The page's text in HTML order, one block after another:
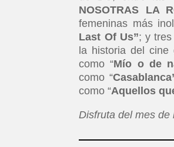
NOSOTRAS LA
femeninas más
Last Of Us”; y
la historia del cine
como “Mío o de
como “
como “Aquellos
Disfruta del mes